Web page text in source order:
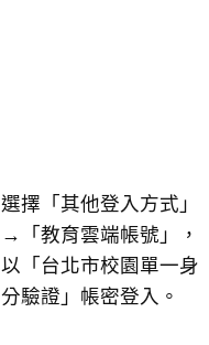
選擇「其他登入方式」
→「教育雲端帳號」，
以「台北市校園單一身
分驗證」帳密登入。